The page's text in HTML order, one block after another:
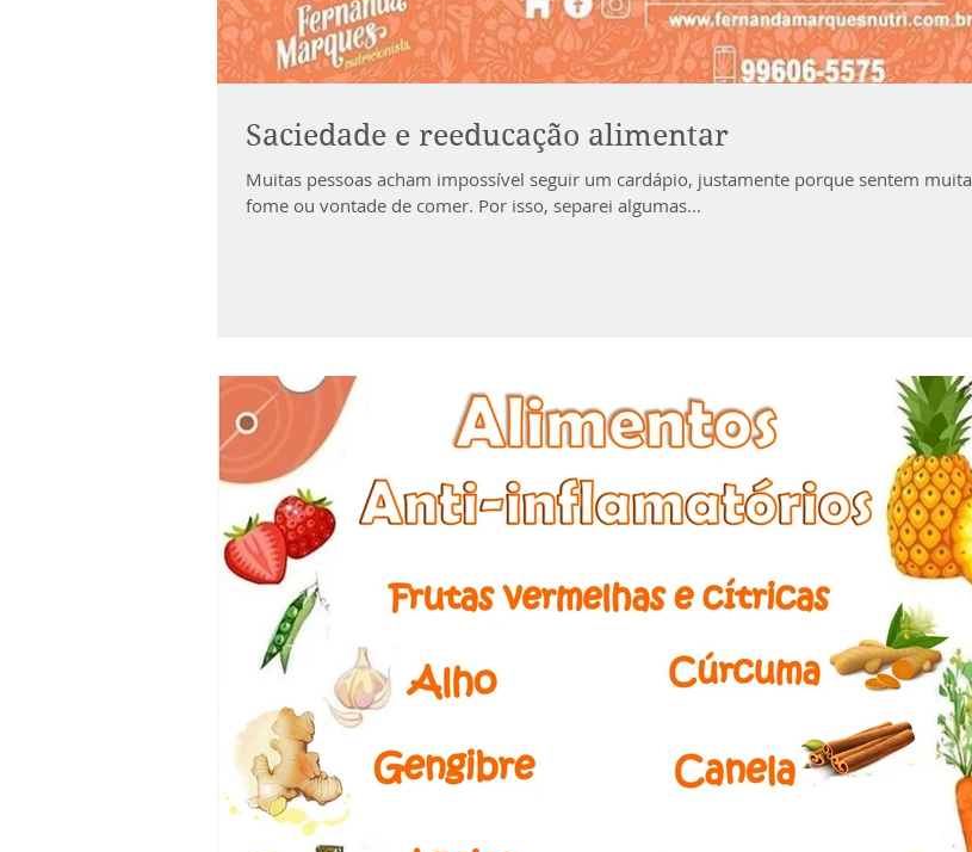
Saciedade e reeducação alimentar
Muitas pessoas acham impossível seguir um cardápio, justamente porque sentem muita
fome ou vontade de comer. ⁣⁣Por isso, separei algumas...